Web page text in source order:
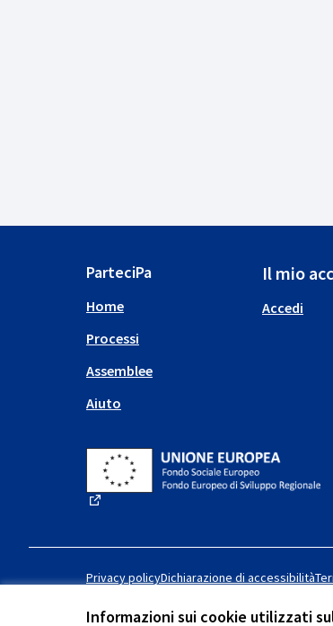
Informazioni sui cookie utilizzati
ParteciPa
Home
Processi
Assemblee
Aiuto
Il mio
Accedi
Privacy policyDichiarazione di accessibilità